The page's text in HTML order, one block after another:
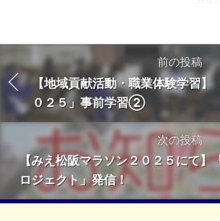
前の投稿
【地域貢献活動・職業体験学習】
０２５」事前学習②
次の投稿
【みえ松阪マラソン２０２５にて】
ロジェクト」発信！